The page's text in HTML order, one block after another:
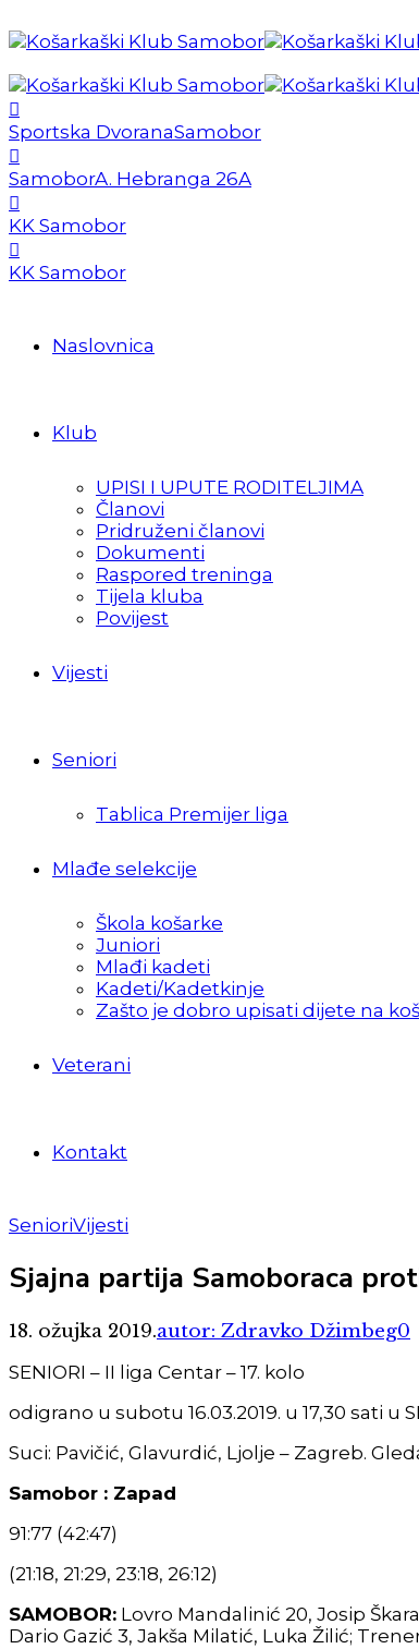
Sportska DvoranaSamobor
SamoborA. Hebranga 26A
KK Samobor
KK Samobor
Naslovnica
Klub
UPISI I UPUTE RODITELJIMA
Članovi
Pridruženi članovi
Dokumenti
Raspored treninga
Tijela kluba
Povijest
Vijesti
Seniori
Tablica Premijer liga
Mlađe selekcije
Škola košarke
Juniori
Mlađi kadeti
Kadeti/Kadetkinje
Zašto je dobro upisati dijete na
Veterani
Kontakt
SenioriVijesti
Sjajna partija Samoboraca
18. ožujka 2019.autor: Zdravko Džimbeg0
SENIORI – II liga Centar – 17. kolo
odigrano u subotu 16.03.2019. u 17,30 sati u
Suci: Pavičić, Glavurdić, Ljolje – Zagreb.
Samobor : Zapad
91:77 (42:47)
(21:18, 21:29, 23:18, 26:12)
SAMOBOR: Lovro Mandalinić 20, Josip
Dario Gazić 3, Jakša Milatić, Luka Žilić;